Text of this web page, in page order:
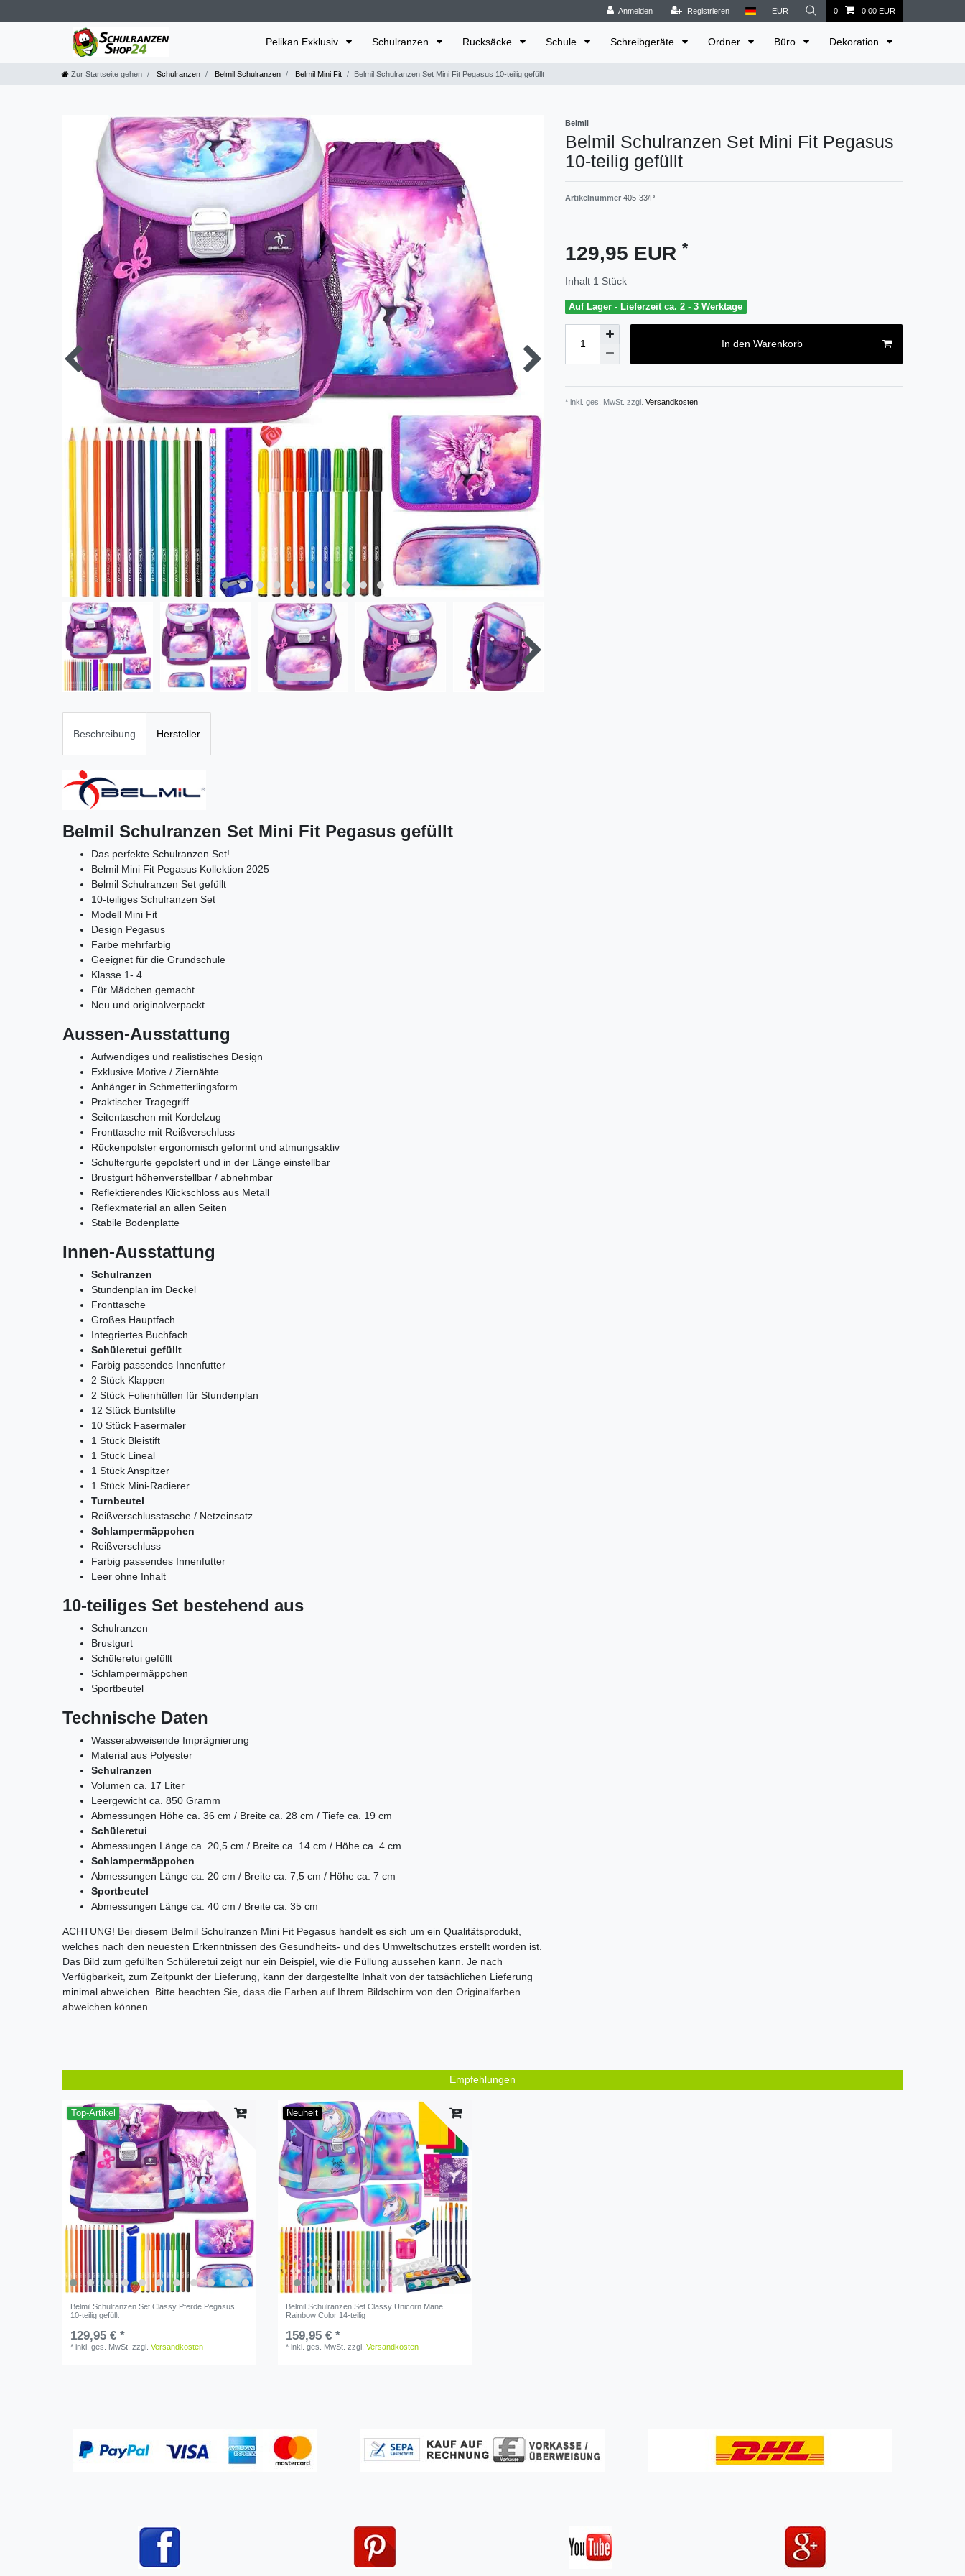
Anmelden Registrieren EUR 0 0,00 EUR
Pelikan Exklusiv Schulranzen Rucksäcke Schule Schreibgeräte Ordner Büro Dekoration
Zur Startseite gehen Schulranzen Belmil Schulranzen Belmil Mini Fit Belmil Schulranzen Set Mini Fit Pegasus 10-teilig gefüllt
Belmil
Belmil Schulranzen Set Mini Fit Pegasus
10-teilig gefüllt
Artikelnummer 405-33/P
129,95 EUR *
Inhalt 1 Stück
Auf Lager - Lieferzeit ca. 2 - 3 Werktage
In den Warenkorb
* inkl. ges. MwSt. zzgl. Versandkosten
Beschreibung Hersteller
Belmil Schulranzen Set Mini Fit Pegasus gefüllt
Das perfekte Schulranzen Set!
Belmil Mini Fit Pegasus Kollektion 2025
Belmil Schulranzen Set gefüllt
10-teiliges Schulranzen Set
Modell Mini Fit
Design Pegasus
Farbe mehrfarbig
Geeignet für die Grundschule
Klasse 1- 4
Für Mädchen gemacht
Neu und originalverpackt
Aussen-Ausstattung
Aufwendiges und realistisches Design
Exklusive Motive / Ziernähte
Anhänger in Schmetterlingsform
Praktischer Tragegriff
Seitentaschen mit Kordelzug
Fronttasche mit Reißverschluss
Rückenpolster ergonomisch geformt und atmungsaktiv
Schultergurte gepolstert und in der Länge einstellbar
Brustgurt höhenverstellbar / abnehmbar
Reflektierendes Klickschloss aus Metall
Reflexmaterial an allen Seiten
Stabile Bodenplatte
Innen-Ausstattung
Schulranzen
Stundenplan im Deckel
Fronttasche
Großes Hauptfach
Integriertes Buchfach
Schüleretui gefüllt
Farbig passendes Innenfutter
2 Stück Klappen
2 Stück Folienhüllen für Stundenplan
12 Stück Buntstifte
10 Stück Fasermaler
1 Stück Bleistift
1 Stück Lineal
1 Stück Anspitzer
1 Stück Mini-Radierer
Turnbeutel
Reißverschlusstasche / Netzeinsatz
Schlampermäppchen
Reißverschluss
Farbig passendes Innenfutter
Leer ohne Inhalt
10-teiliges Set bestehend aus
Schulranzen
Brustgurt
Schüleretui gefüllt
Schlampermäppchen
Sportbeutel
Technische Daten
Wasserabweisende Imprägnierung
Material aus Polyester
Schulranzen
Volumen ca. 17 Liter
Leergewicht ca. 850 Gramm
Abmessungen Höhe ca. 36 cm / Breite ca. 28 cm / Tiefe ca. 19 cm
Schüleretui
Abmessungen Länge ca. 20,5 cm / Breite ca. 14 cm / Höhe ca. 4 cm
Schlampermäppchen
Abmessungen Länge ca. 20 cm / Breite ca. 7,5 cm / Höhe ca. 7 cm
Sportbeutel
Abmessungen Länge ca. 40 cm / Breite ca. 35 cm
ACHTUNG! Bei diesem Belmil Schulranzen Mini Fit Pegasus handelt es sich um ein Qualitätsprodukt,
welches nach den neuesten Erkenntnissen des Gesundheits- und des Umweltschutzes erstellt worden ist.
Das Bild zum gefüllten Schüleretui zeigt nur ein Beispiel, wie die Füllung aussehen kann. Je nach
Verfügbarkeit, zum Zeitpunkt der Lieferung, kann der dargestellte Inhalt von der tatsächlichen Lieferung
minimal abweichen. Bitte beachten Sie, dass die Farben auf Ihrem Bildschirm von den Originalfarben
abweichen können.
Empfehlungen
Top-Artikel
Belmil Schulranzen Set Classy Pferde Pegasus
10-teilig gefüllt
129,95 € *
*inkl. ges. MwSt. zzgl.Versandkosten
Neuheit
Belmil Schulranzen Set Classy Unicorn Mane
Rainbow Color 14-teilig
159,95 € *
*inkl. ges. MwSt. zzgl.Versandkosten